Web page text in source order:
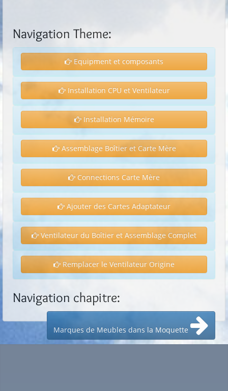
Navigation Theme:
Equipment et composants
Installation CPU et Ventilateur
Installation Mémoire
Assemblage Boîtier et Carte Mère
Connections Carte Mère
Ajouter des Cartes Adaptateur
Ventilateur du Boîtier et Assemblage Complet
Remplacer le Ventilateur Origine
Navigation chapitre:
Marques de Meubles dans la Moquette